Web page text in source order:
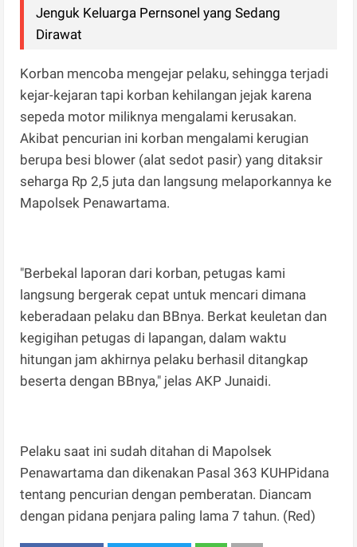
Jenguk Keluarga Pernsonel yang Sedang
Dirawat
Korban mencoba mengejar pelaku, sehingga terjadi
kejar-kejaran tapi korban kehilangan jejak karena
sepeda motor miliknya mengalami kerusakan.
Akibat pencurian ini korban mengalami kerugian
berupa besi blower (alat sedot pasir) yang ditaksir
seharga Rp 2,5 juta dan langsung melaporkannya ke
Mapolsek Penawartama.
"Berbekal laporan dari korban, petugas kami
langsung bergerak cepat untuk mencari dimana
keberadaan pelaku dan BBnya. Berkat keuletan dan
kegigihan petugas di lapangan, dalam waktu
hitungan jam akhirnya pelaku berhasil ditangkap
beserta dengan BBnya," jelas AKP Junaidi.
Pelaku saat ini sudah ditahan di Mapolsek
Penawartama dan dikenakan Pasal 363 KUHPidana
tentang pencurian dengan pemberatan. Diancam
dengan pidana penjara paling lama 7 tahun. (Red)